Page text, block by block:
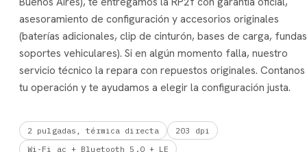
asesoramiento de configuración y accesorios originales
(baterías adicionales, clip de cinturón, bases de carga,
soportes vehiculares). Si en algún momento falla, nuestro
servicio técnico la repara con repuestos originales. Contanos
tu operación y te ayudamos a elegir la configuración justa.
2 pulgadas, térmica directa
203 dpi
Wi-Fi ac + Bluetooth 5.0 + LE